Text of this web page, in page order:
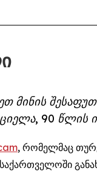
მინის
90 წლის
, რომელმაც